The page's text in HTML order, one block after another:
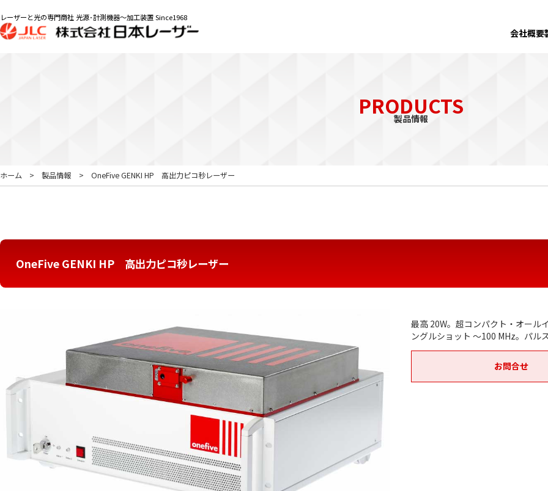
レーザーと光の専門商社 光源･計測機器～加工装置 Since1968
会社概要
PRODUCTS
製品情報
ホーム 製品情報 OneFive GENKI HP 高出力ピコ秒レーザー
OneFive GENKI HP 高出力ピコ秒レーザー
最高 20W。超コンパクト・オール
ングルショット ～100 MHz。パル
お問合せ